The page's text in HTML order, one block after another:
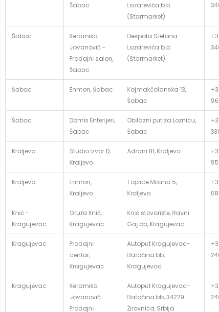
Šabac
Lazarevića b.b.
(Starmarket)
Šabac
Keramika
Jovanović -
Prodajni salon,
Šabac
Despota Stefana
Lazarevića b.b.
(Starmarket)
Šabac Enmon, Šabac
Kajmakčalanska 13,
Šabac
Šabac
Domis Enterijeri,
Šabac
Obilazni put za Loznicu,
Šabac
Kraljevo
Studio Izvor D,
Kraljevo
Adrani 81, Kraljevo
Kraljevo
Enmon,
Kraljevo
Toplice Milana 5,
Kraljevo
Knić -
Kragujevac
Gruža Knić,
Kragujevac
Knić stovarište, Ravni
Gaj bb, Kragujevac
Kragujevac
Prodajni
centar,
Kragujevac
Autoput Kragujevac-
Batočina bb,
Kragujevac
Kragujevac
Keramika
Jovanović -
Prodajni
Autoput Kragujevac-
Batočina bb, 34229
Žirovnica, Srbija